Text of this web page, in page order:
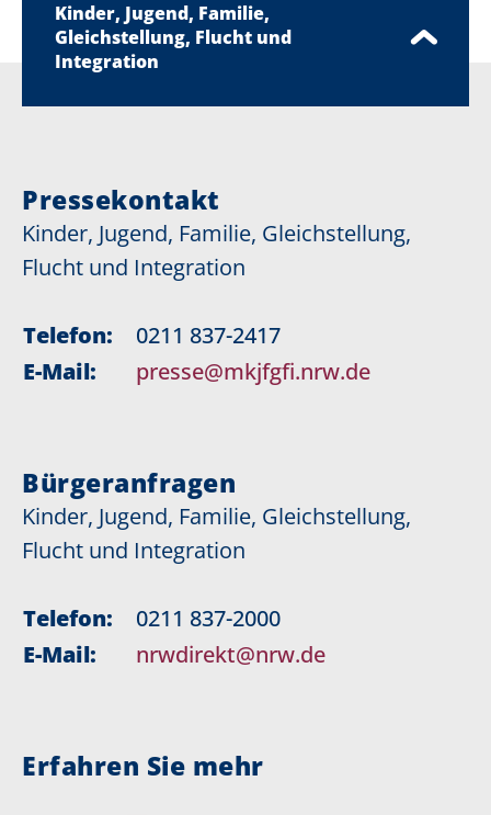
Kinder, Jugend, Familie,
Gleichstellung, Flucht und
Integration
Pressekontakt
Kinder, Jugend, Familie, Gleichstellung,
Flucht und Integration
Telefon:
0211 837-2417
E-Mail:
presse@mkjfgfi.nrw.de
Bürgeranfragen
Kinder, Jugend, Familie, Gleichstellung,
Flucht und Integration
Telefon:
0211 837-2000
E-Mail:
nrwdirekt@nrw.de
Erfahren Sie mehr